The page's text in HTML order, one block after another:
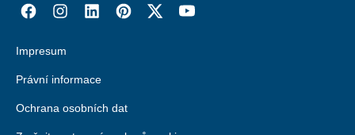
Impresum
Právní informace
Ochrana osobních dat